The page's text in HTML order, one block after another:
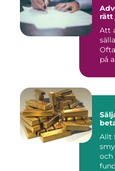
rätt
Att
på
Sälja
Allt
och